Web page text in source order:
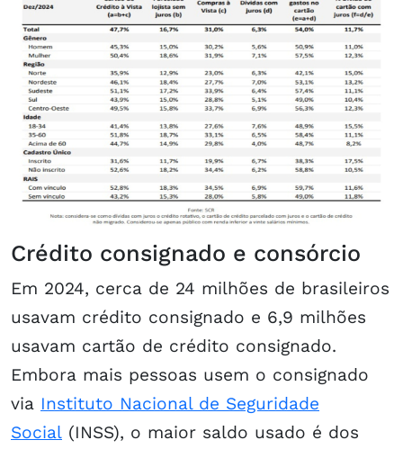
Crédito consignado e consórcio
Em 2024, cerca de 24 milhões de brasileiros
usavam crédito consignado e 6,9 milhões
usavam cartão de crédito consignado.
Embora mais pessoas usem o consignado
via Instituto Nacional de Seguridade
Social (INSS), o maior saldo usado é dos